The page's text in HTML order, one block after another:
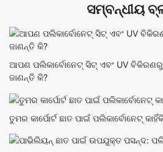
ସମ୍ବନ୍ଧୀୟ
ଆପଣ ପଲିକାର୍ବୋନେଟ୍ ସିଟ୍ ଏବଂ UV
ଜାଣନ୍ତି କି?
ତୁମର କାର୍ପୋର୍ଟ ଛାତ ପାଇଁ ପଲିକାର୍ବୋନେଟ୍